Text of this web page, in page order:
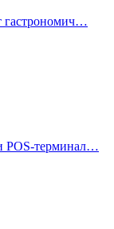
гастрономич…
POS-терминал…